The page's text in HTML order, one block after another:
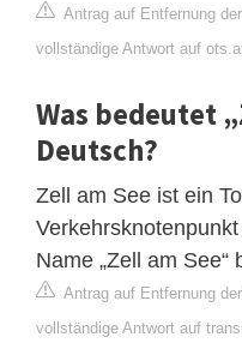
Antrag auf Entfernung
vollständige Antwort auf
Was bedeutet
Deutsch?
Zell am See ist ein
Name „Zell am See“
Antrag auf Entfernung
vollständige Antwort auf